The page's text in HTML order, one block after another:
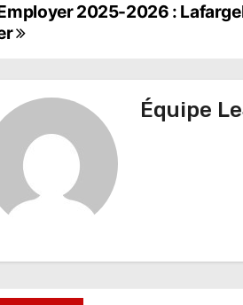
2025-2026 :
Équipe